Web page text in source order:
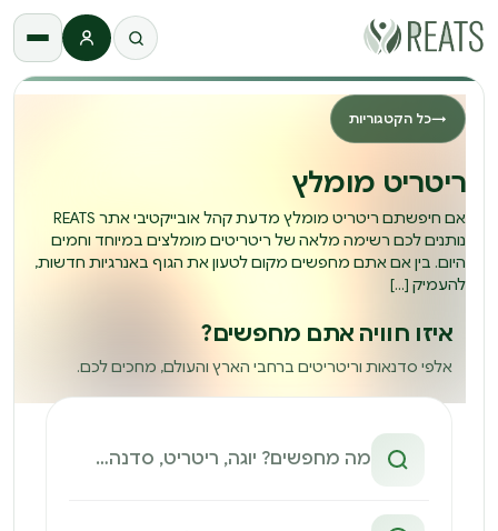
התחברות
→כל הקטגוריות
ריטריט מומלץ
אם חיפשתם ריטריט מומלץ מדעת קהל אובייקטיבי אתר REATS
נותנים לכם רשימה מלאה של ריטריטים מומלצים במיוחד וחמים
היום. בין אם אתם מחפשים מקום לטעון את הגוף באנרגיות חדשות,
להעמיק […]
איזו חוויה אתם מחפשים?
אלפי סדנאות וריטריטים ברחבי הארץ והעולם, מחכים לכם.